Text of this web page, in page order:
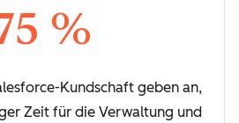
%
Kundschaft geben an,
Zeit für die Verwaltung und